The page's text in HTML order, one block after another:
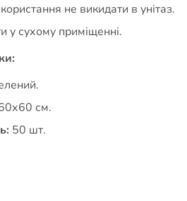
не викидати в унітаз.
у сухому приміщенні.
см.
50 шт.